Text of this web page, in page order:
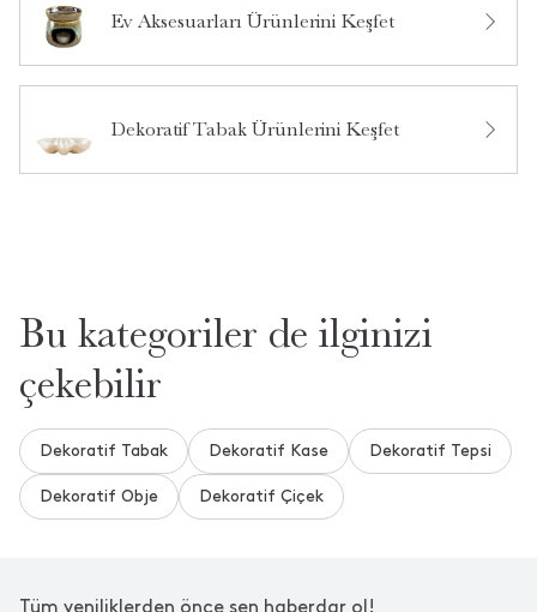
Ürün Hakkında Soru Sor
Ev Aksesuarları Ürünlerini Keşfet
Dekoratif Tabak Ürünlerini Keşfet
Bu kategoriler de ilginizi
çekebilir
Dekoratif Tabak Dekoratif Kase Dekoratif Tepsi
Dekoratif Obje Dekoratif Çiçek
Tüm yeniliklerden önce sen haberdar ol!